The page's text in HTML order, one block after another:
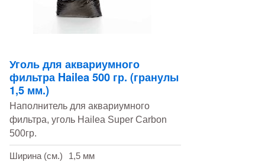
Уголь для аквариумного
фильтра Hailea 500 гр. (гранулы
1,5 мм.)
Наполнитель для аквариумного
фильтра, уголь Hailea Super Carbon
500гр.
Ширина (см.)
1,5 мм